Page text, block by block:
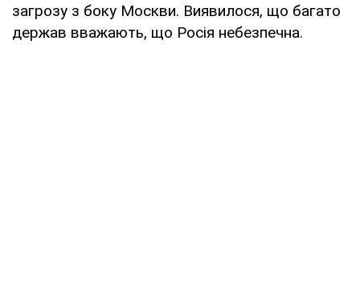
загрозу з боку Москви. Виявилося, що багато
держав вважають, що Росія небезпечна.